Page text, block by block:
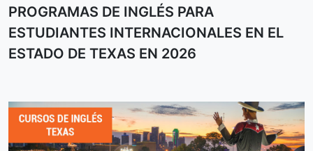
PROGRAMAS DE INGLÉS PARA
ESTUDIANTES INTERNACIONALES EN EL
ESTADO DE TEXAS EN 2026